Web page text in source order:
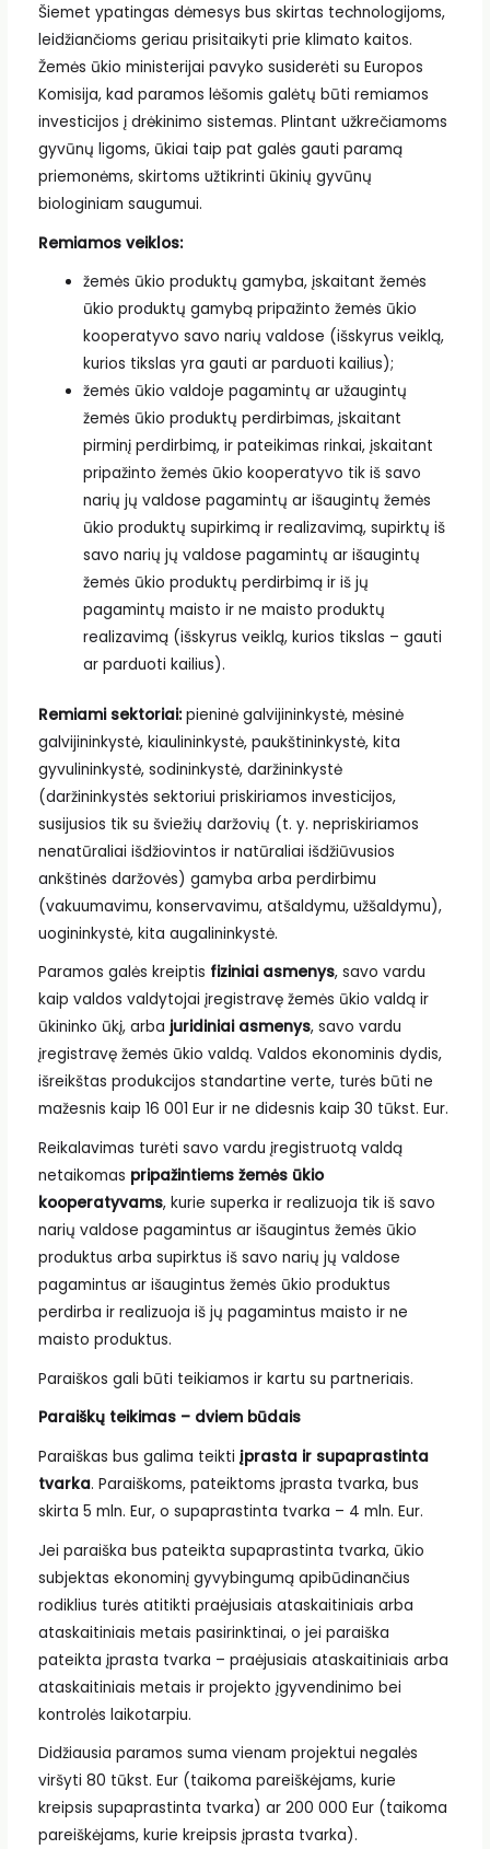
Šiemet ypatingas dėmesys bus skirtas technologijoms,
leidžiančioms geriau prisitaikyti prie klimato kaitos.
Žemės ūkio ministerijai pavyko susiderėti su Europos
Komisija, kad paramos lėšomis galėtų būti remiamos
investicijos į drėkinimo sistemas. Plintant užkrečiamoms
gyvūnų ligoms, ūkiai taip pat galės gauti paramą
priemonėms, skirtoms užtikrinti ūkinių gyvūnų
biologiniam saugumui.
Remiamos veiklos:
žemės ūkio produktų gamyba, įskaitant žemės
ūkio produktų gamybą pripažinto žemės ūkio
kooperatyvo savo narių valdose (išskyrus veiklą,
kurios tikslas yra gauti ar parduoti kailius);
žemės ūkio valdoje pagamintų ar užaugintų
žemės ūkio produktų perdirbimas, įskaitant
pirminį perdirbimą, ir pateikimas rinkai, įskaitant
pripažinto žemės ūkio kooperatyvo tik iš savo
narių jų valdose pagamintų ar išaugintų žemės
ūkio produktų supirkimą ir realizavimą, supirktų iš
savo narių jų valdose pagamintų ar išaugintų
žemės ūkio produktų perdirbimą ir iš jų
pagamintų maisto ir ne maisto produktų
realizavimą (išskyrus veiklą, kurios tikslas – gauti
ar parduoti kailius).
Remiami sektoriai:pieninė galvijininkystė, mėsinė
galvijininkystė, kiaulininkystė, paukštininkystė, kita
gyvulininkystė, sodininkystė, daržininkystė
(daržininkystės sektoriui priskiriamos investicijos,
susijusios tik su šviežių daržovių (t. y. nepriskiriamos
nenatūraliai išdžiovintos ir natūraliai išdžiūvusios
ankštinės daržovės) gamyba arba perdirbimu
(vakuumavimu, konservavimu, atšaldymu, užšaldymu),
uogininkystė, kita augalininkystė.
Paramos galės kreiptis fiziniai asmenys, savo vardu
kaip valdos valdytojai įregistravę žemės ūkio valdą ir
ūkininko ūkį, arba juridiniai asmenys, savo vardu
įregistravę žemės ūkio valdą. Valdos ekonominis dydis,
išreikštas produkcijos standartine verte, turės būti ne
mažesnis kaip 16 001 Eur ir ne didesnis kaip 30 tūkst. Eur.
Reikalavimas turėti savo vardu įregistruotą valdą
netaikomas pripažintiems žemės ūkio
kooperatyvams, kurie superka ir realizuoja tik iš savo
narių valdose pagamintus ar išaugintus žemės ūkio
produktus arba supirktus iš savo narių jų valdose
pagamintus ar išaugintus žemės ūkio produktus
perdirba ir realizuoja iš jų pagamintus maisto ir ne
maisto produktus.
Paraiškos gali būti teikiamos ir kartu su partneriais.
Paraiškų teikimas – dviem būdais
Paraiškas bus galima teikti įprasta ir supaprastinta
tvarka. Paraiškoms, pateiktoms įprasta tvarka, bus
skirta 5 mln. Eur, o supaprastinta tvarka – 4 mln. Eur.
Jei paraiška bus pateikta supaprastinta tvarka, ūkio
subjektas ekonominį gyvybingumą apibūdinančius
rodiklius turės atitikti praėjusiais ataskaitiniais arba
ataskaitiniais metais pasirinktinai, o jei paraiška
pateikta įprasta tvarka – praėjusiais ataskaitiniais arba
ataskaitiniais metais ir projekto įgyvendinimo bei
kontrolės laikotarpiu.
Didžiausia paramos suma vienam projektui negalės
viršyti 80 tūkst. Eur (taikoma pareiškėjams, kurie
kreipsis supaprastinta tvarka) ar 200 000 Eur (taikoma
pareiškėjams, kurie kreipsis įprasta tvarka).